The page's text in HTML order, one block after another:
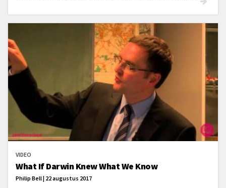
VIDEO
What If Darwin Knew What We Know
Philip Bell | 22 augustus 2017